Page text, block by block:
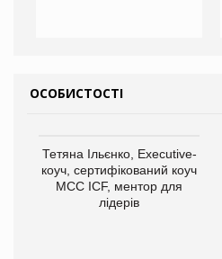
ОСОБИСТОСТІ
Тетяна Ільєнко, Executive-
коуч, сертифікований коуч
МСС ICF, ментор для
лідерів